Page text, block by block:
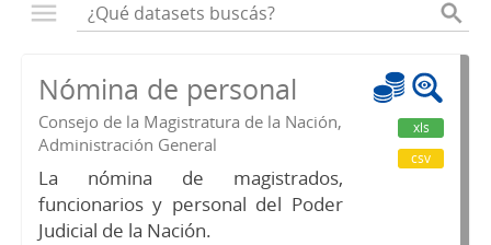
Nómina de personal
Consejo de la Magistratura de la Nación,
Administración General
La nómina de magistrados,
funcionarios y personal del Poder
Judicial de la Nación.
xls
csv